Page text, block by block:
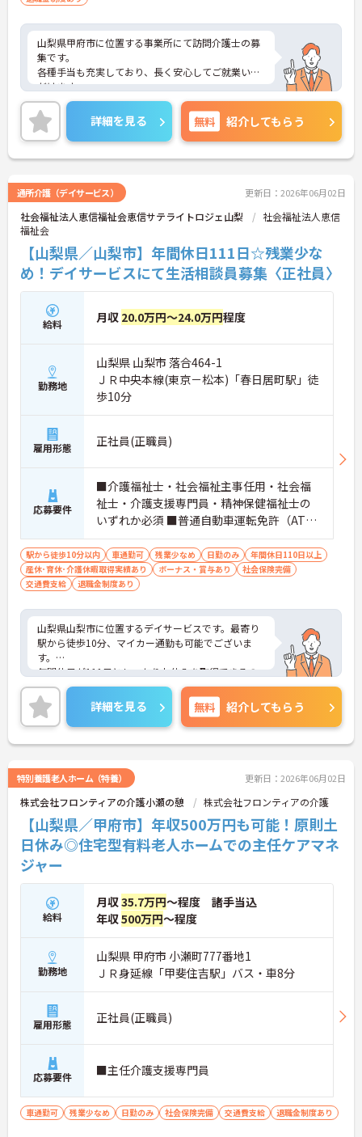
山梨県甲府市に位置する事業所にて訪問介護士の募
集です。
各種手当も充実しており、長く安心してご就業いた
だけます。
残業少なめなので出勤日でもプライベートの時間を
確保して頂けますよ★
ご興味のある方は是非お気軽にお問い合わせくださ
い。
詳細を見る 無料 紹介してもらう
通所介護（デイサービス） 更新日：2026年06月02日
社会福祉法人恵信福祉会恵信サテライトロジェ山梨
社会福祉法人恵信
福祉会
【山梨県／山梨市】年間休日111日☆残業少な
め！デイサービスにて生活相談員募集〈正社員〉
給料 月収 20.0万円～24.0万円程度
勤務地
山梨県 山梨市 落合464-1
ＪＲ中央本線(東京－松本)「春日居町駅」徒
歩10分
雇用形態 正社員(正職員)
応募要件
■介護福祉士・社会福祉主事任用・社会福
祉士・介護支援専門員・精神保健福祉士の
いずれか必須 ■普通自動車運転免許（AT限
定可）必須 ■経験不問 ■生活相談員業務の
経験があれば尚可
駅から徒歩10分以内 車通勤可 残業少なめ 日勤のみ
年間休日110日以上
産休･育休･介護休暇取得実績あり
ボーナス・賞与あり
社会保険完備
交通費支給
退職金制度あり
山梨県山梨市に位置するデイサービスです。最寄り
駅から徒歩10分、マイカー通勤も可能でございま
す。
年間休日が111日としっかりお休みを取得できるの
で、ワークライフバランスを大切にしたい方におす
すめです。
日勤のみで残業は月平均5時間程度ですので、勤務
終了後の予定も立てやすいです。
ご興味のある方には、面接対策ポイントなど、さら
さい！
詳細を見る 無料 紹介してもらう
特別養護老人ホーム（特養） 更新日：2026年06月02日
株式会社フロンティアの介護小瀬の憩 株式会社フロンティアの介護
【山梨県／甲府市】年収500万円も可能！原則土
日休み◎住宅型有料老人ホームでの主任ケアマネ
ジャー
給料
月収35.7万円～程度 諸手当込
年収500万円～程度
勤務地
山梨県 甲府市 小瀬町777番地1
ＪＲ身延線「甲斐住吉駅」バス・車8分
雇用形態 正社員(正職員)
応募要件 ■主任介護支援専門員
車通勤可 残業少なめ 日勤のみ 社会保険完備 交通費支給 退職金制度あり